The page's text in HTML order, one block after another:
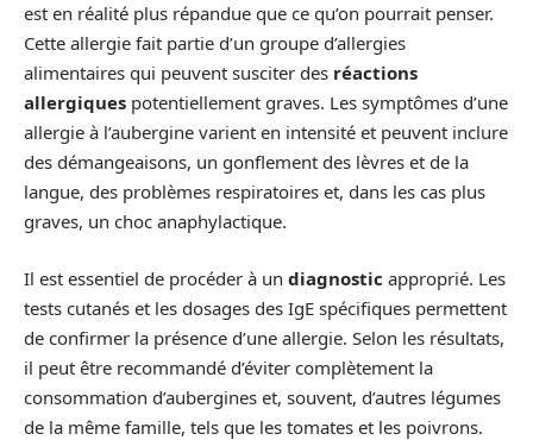
est en réalité plus répandue que ce qu’on pourrait penser.
Cette allergie fait partie d’un groupe d’allergies
alimentaires qui peuvent susciter des réactions
allergiques potentiellement graves. Les symptômes d’une
allergie à l’aubergine varient en intensité et peuvent inclure
des démangeaisons, un gonflement des lèvres et de la
langue, des problèmes respiratoires et, dans les cas plus
graves, un choc anaphylactique.
Il est essentiel de procéder à un diagnostic approprié. Les
tests cutanés et les dosages des IgE spécifiques permettent
de confirmer la présence d’une allergie. Selon les résultats,
il peut être recommandé d’éviter complètement la
consommation d’aubergines et, souvent, d’autres légumes
de la même famille, tels que les tomates et les poivrons.